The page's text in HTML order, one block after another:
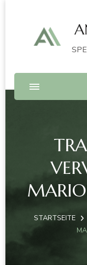
STARTSEITE